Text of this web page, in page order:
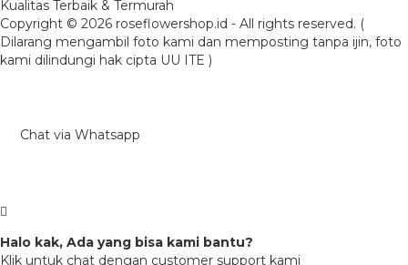
Kualitas Terbaik & Termurah
Copyright © 2026 roseflowershop.id - All rights reserved. (
Dilarang mengambil foto kami dan memposting tanpa ijin, foto
kami dilindungi hak cipta UU ITE )
Chat via Whatsapp
Halo kak, Ada yang bisa kami bantu?
Klik untuk chat dengan customer support kami